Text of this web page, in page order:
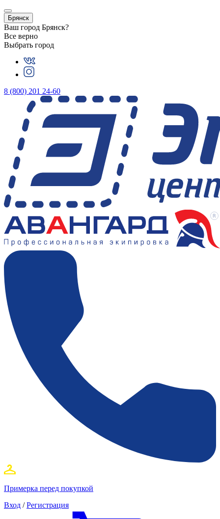
Брянск
Ваш город Брянск?
Все верно
Выбрать город
8 (800) 201 24-60
Примерка перед покупкой
Вход / Регистрация